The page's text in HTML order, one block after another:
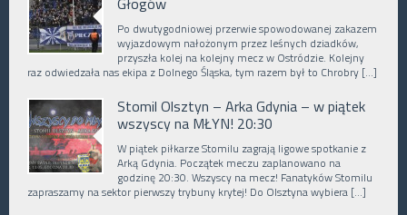
Po dwutygodniowej przerwie spowodowanej zakazem
wyjazdowym nałożonym przez leśnych dziadków,
przyszła kolej na kolejny mecz w Ostródzie. Kolejny
raz odwiedzała nas ekipa z Dolnego Śląska, tym razem był to Chrobry […]
Stomil Olsztyn – Arka Gdynia – w piątek
wszyscy na MŁYN! 20:30
W piątek piłkarze Stomilu zagrają ligowe spotkanie z
Arką Gdynia. Początek meczu zaplanowano na
godzinę 20:30. Wszyscy na mecz! Fanatyków Stomilu
zapraszamy na sektor pierwszy trybuny krytej! Do Olsztyna wybiera […]